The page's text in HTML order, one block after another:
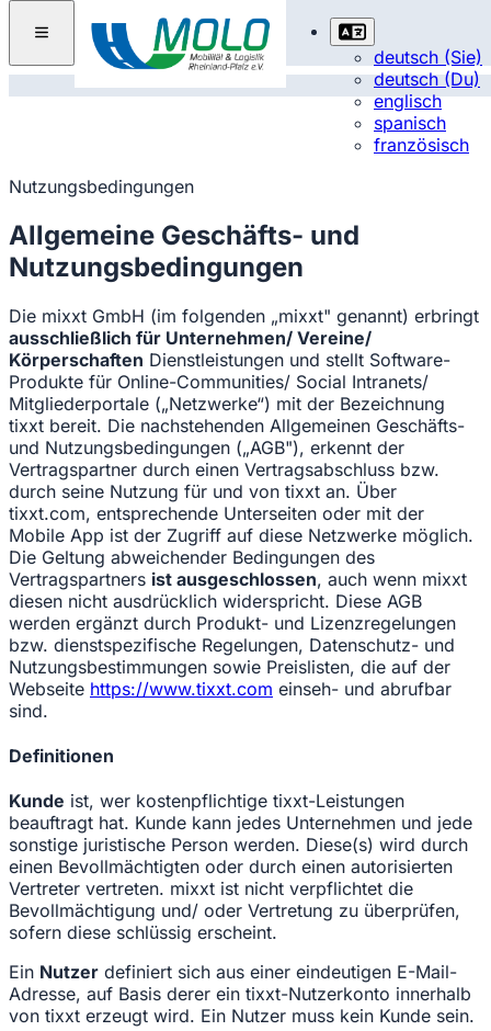
deutsch (Sie)
deutsch (Du)
englisch
spanisch
französisch
Nutzungsbedingungen
Allgemeine Geschäfts- und
Nutzungsbedingungen
Die mixxt GmbH (im folgenden „mixxt" genannt) erbringt
ausschließlich für Unternehmen/ Vereine/
Körperschaften Dienstleistungen und stellt Software-
Produkte für Online-Communities/ Social Intranets/
Mitgliederportale („Netzwerke“) mit der Bezeichnung
tixxt bereit. Die nachstehenden Allgemeinen Geschäfts-
und Nutzungsbedingungen („AGB"), erkennt der
Vertragspartner durch einen Vertragsabschluss bzw.
durch seine Nutzung für und von tixxt an. Über
tixxt.com, entsprechende Unterseiten oder mit der
Mobile App ist der Zugriff auf diese Netzwerke möglich.
Die Geltung abweichender Bedingungen des
Vertragspartners ist ausgeschlossen, auch wenn mixxt
diesen nicht ausdrücklich widerspricht. Diese AGB
werden ergänzt durch Produkt- und Lizenzregelungen
bzw. dienstspezifische Regelungen, Datenschutz- und
Nutzungsbestimmungen sowie Preislisten, die auf der
Webseite https://www.tixxt.com einseh- und abrufbar
sind.
Definitionen
Kunde ist, wer kostenpflichtige tixxt-Leistungen
beauftragt hat. Kunde kann jedes Unternehmen und jede
sonstige juristische Person werden. Diese(s) wird durch
einen Bevollmächtigten oder durch einen autorisierten
Vertreter vertreten. mixxt ist nicht verpflichtet die
Bevollmächtigung und/ oder Vertretung zu überprüfen,
sofern diese schlüssig erscheint.
Ein Nutzer definiert sich aus einer eindeutigen E-Mail-
Adresse, auf Basis derer ein tixxt-Nutzerkonto innerhalb
von tixxt erzeugt wird. Ein Nutzer muss kein Kunde sein.